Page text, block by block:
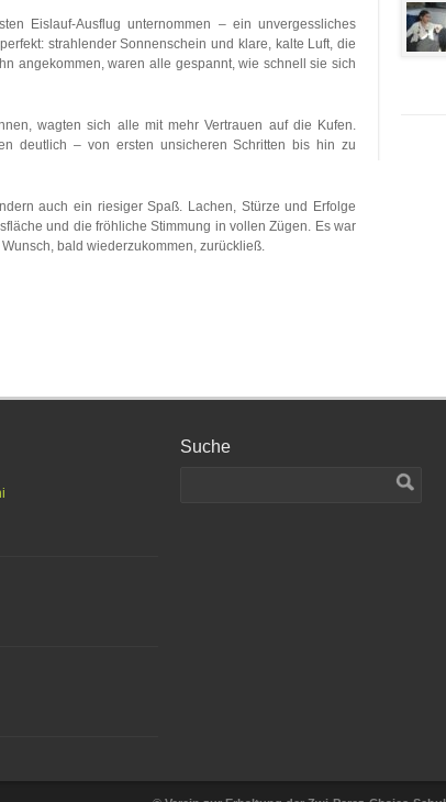
Eislauf-Ausflug unternommen – ein unvergessliches
strahlender Sonnenschein und klare, kalte Luft, die
angekommen, waren alle gespannt, wie schnell sie sich
wagten sich alle mit mehr Vertrauen auf die Kufen.
deutlich – von ersten unsicheren Schritten bis hin zu
auch ein riesiger Spaß. Lachen, Stürze und Erfolge
und die fröhliche Stimmung in vollen Zügen. Es war
bald wiederzukommen, zurückließ.
Suche